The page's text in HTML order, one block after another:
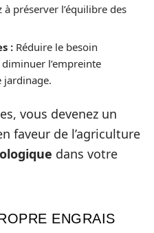
préserver l’équilibre des
: Réduire le besoin
l’empreinte
jardinage.
vous devenez un
faveur de l’agriculture
dans votre
ENGRAIS